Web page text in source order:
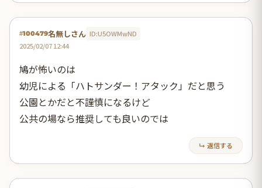
#100479名無しさん ID:U5OWMwND
2025/02/07 12:44
鳩が怖いのは
幼児による「ハトサンダー！アタック」だと思う
公園とかだと不謹慎になるけど
公共の場なら推奨しても良いのでは
↳ 返信する